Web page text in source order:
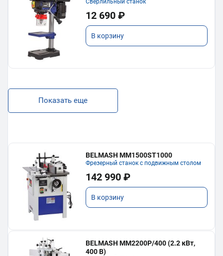
12 690 ₽
В корзину
Показать еще
BELMASH MM1500ST1000
Фрезерный станок с подвижным столом
142 990 ₽
В корзину
BELMASH MM2200P/400 (2.2 кВт,
400 В)